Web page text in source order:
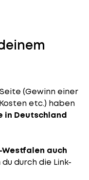
(Gewinn einer
etc.) haben
in Deutschland
auch
durch die Link-